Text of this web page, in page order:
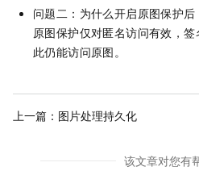
问题二：为什么开启原图保护后
原图保护仅对匿名访问有效，签
此仍能访问原图。
上一篇： 图片处理持久化
该文章对您有